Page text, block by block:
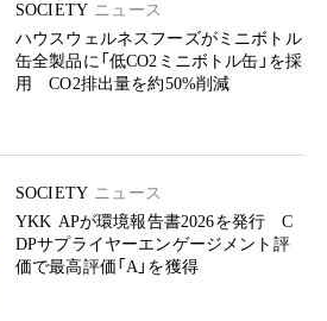
SOCIETY ニュース
ハウスウェルネスフーズがミニボトル
缶全製品に「低CO2ミニボトル缶」を採
用 CO2排出量を約50%削減
SOCIETY ニュース
YKK APが環境報告書2026を発行 C
DPサプライヤーエンゲージメント評
価で最高評価「A」を獲得